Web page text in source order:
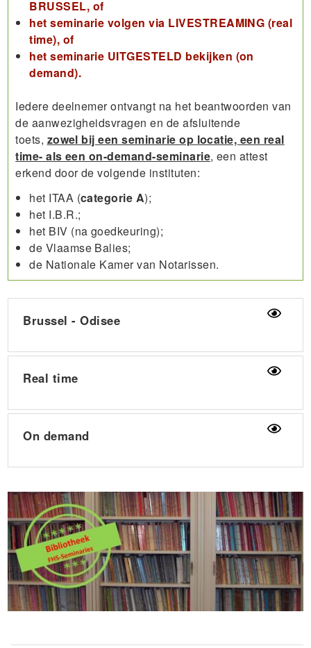
BRUSSEL, of
het seminarie volgen via LIVESTREAMING (real
time), of
het seminarie UITGESTELD bekijken (on
demand).
Iedere deelnemer ontvangt na het beantwoorden van
de aanwezigheidsvragen en de afsluitende
toets, zowel bij een seminarie op locatie, een real
time- als een on-demand-seminarie, een attest
erkend door de volgende instituten:
het ITAA (categorie A);
het I.B.R.;
het BIV (na goedkeuring);
de Vlaamse Balies;
de Nationale Kamer van Notarissen.
Brussel - Odisee
Real time
On demand